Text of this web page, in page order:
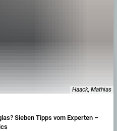
Haack, Mathias
Sieben Tipps vom Experten –